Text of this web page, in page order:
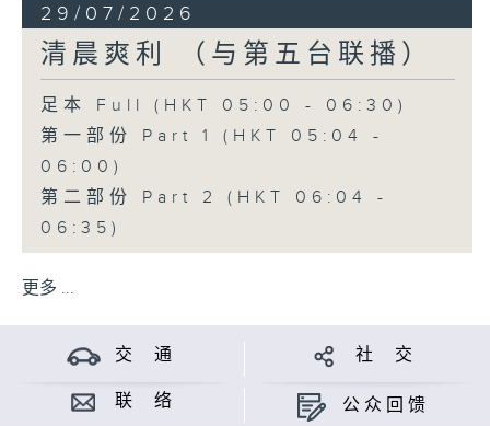
29/07/2026
清晨爽利 （与第五台联播）
足本 Full (HKT 05:00 - 06:30)
第一部份 Part 1 (HKT 05:04 -
06:00)
第二部份 Part 2 (HKT 06:04 -
06:35)
更多 ...
交 通 社 交
联 络 公众回馈